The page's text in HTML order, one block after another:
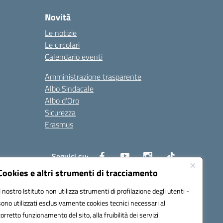
e altri strumenti di tracciamento
nostro Istituto non utilizza strumenti di profilazione degli utenti -
utilizzati esclusivamente cookies tecnici necessari al
funzionamento del sito, alla fruibilità dei servizi
Novità
Le notizie
Le circolari
Calendario eventi
Amministrazione trasparente
Albo Sindacale
Albo d’Oro
Sicurezza
Erasmus
Seguici su: